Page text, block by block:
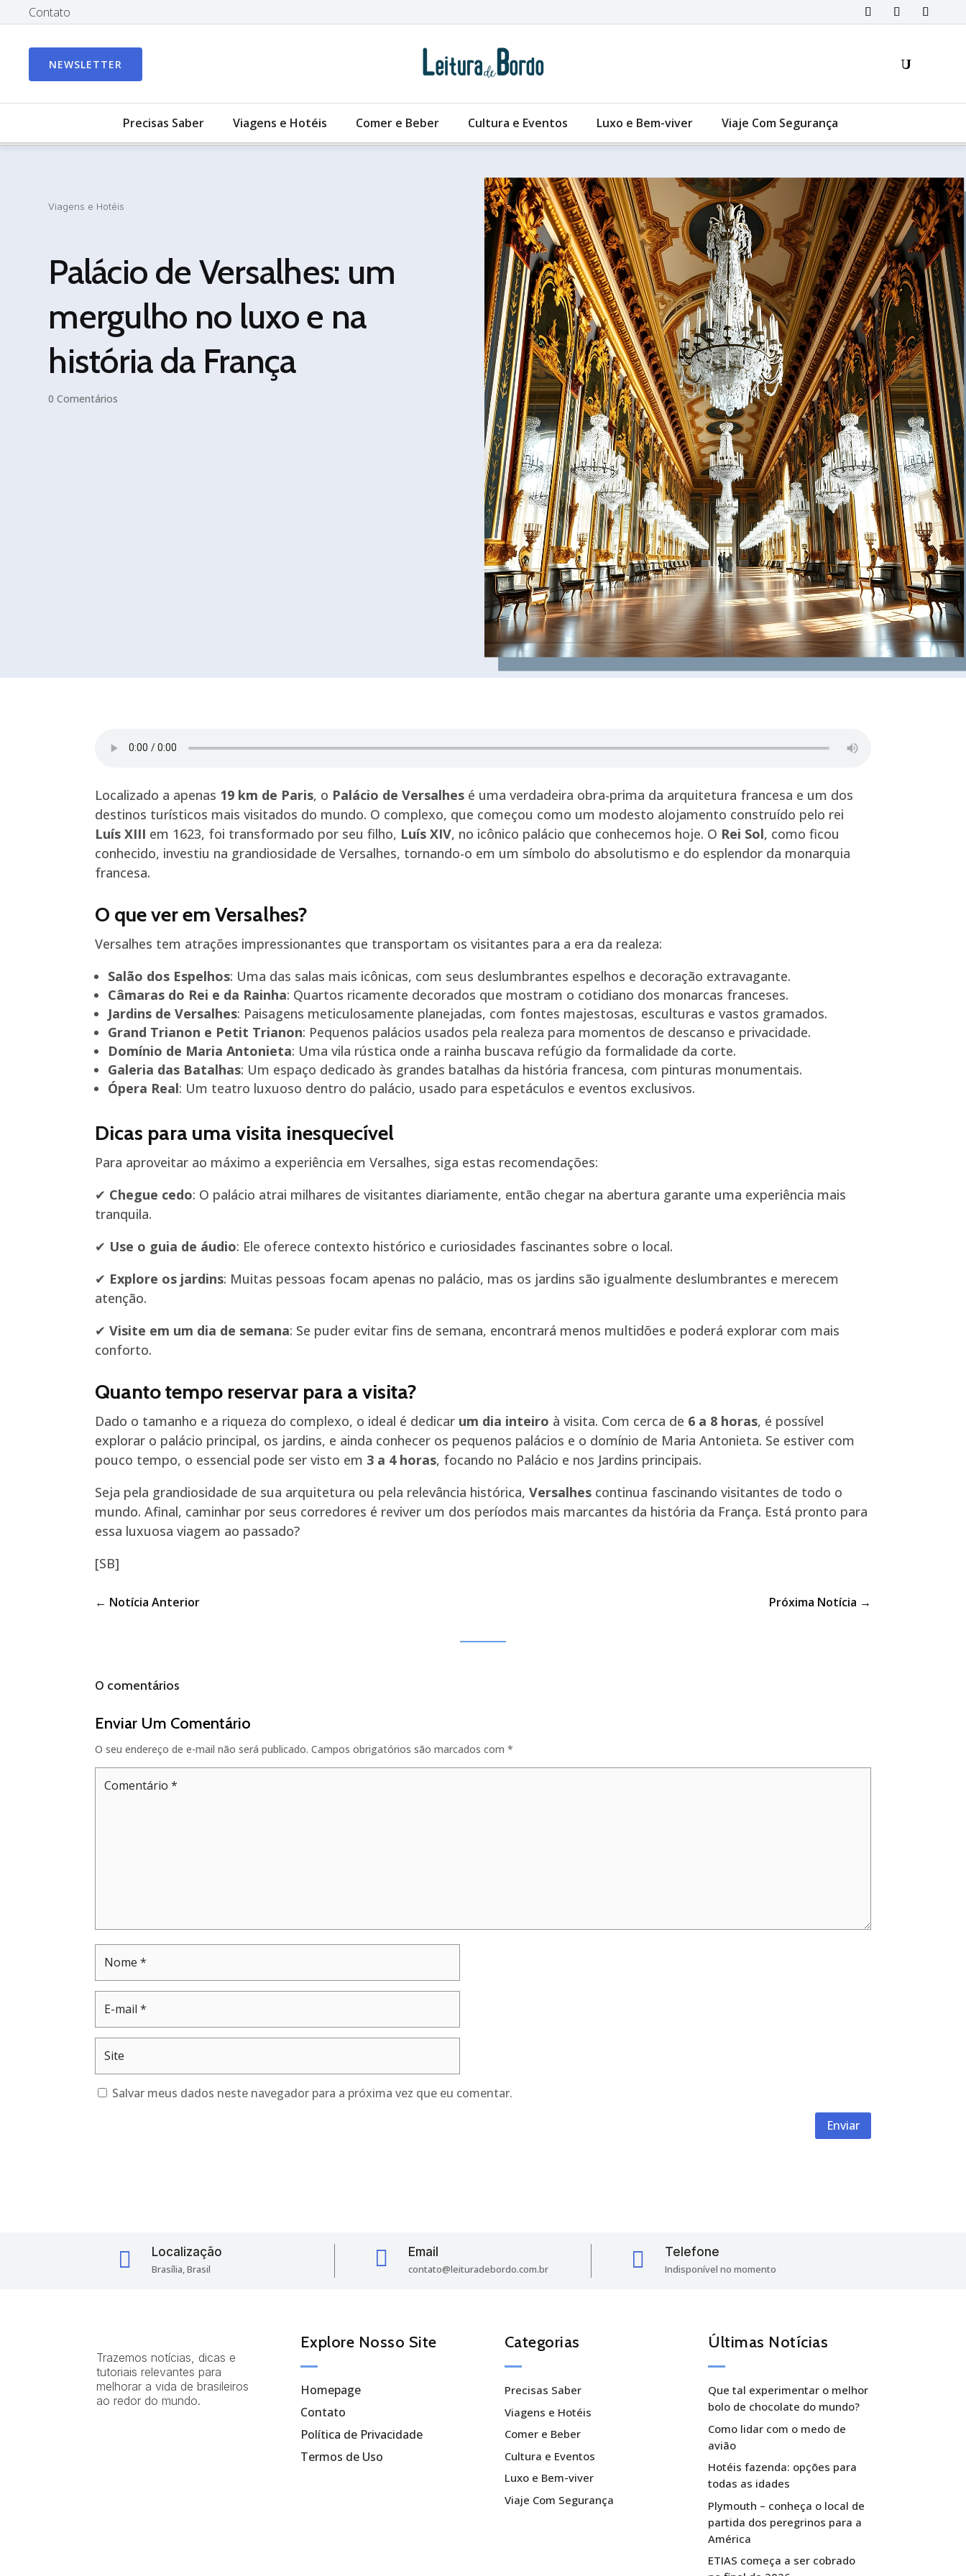
Contato
NEWSLETTER
Precisas Saber Viagens e Hotéis Comer e Beber Cultura e Eventos Luxo e Bem-viver Viaje Com Segurança
Viagens e Hotéis
Palácio de Versalhes: um
mergulho no luxo e na
história da França
0 Comentários
Localizado a apenas 19 km de Paris, o Palácio de Versalhes é uma verdadeira obra-prima da arquitetura francesa e um dos
destinos turísticos mais visitados do mundo. O complexo, que começou como um modesto alojamento construído pelo rei
Luís XIII em 1623, foi transformado por seu filho, Luís XIV, no icônico palácio que conhecemos hoje. O Rei Sol, como ficou
conhecido, investiu na grandiosidade de Versalhes, tornando-o em um símbolo do absolutismo e do esplendor da monarquia
francesa.
O que ver em Versalhes?
Versalhes tem atrações impressionantes que transportam os visitantes para a era da realeza:
Salão dos Espelhos: Uma das salas mais icônicas, com seus deslumbrantes espelhos e decoração extravagante.
Câmaras do Rei e da Rainha: Quartos ricamente decorados que mostram o cotidiano dos monarcas franceses.
Jardins de Versalhes: Paisagens meticulosamente planejadas, com fontes majestosas, esculturas e vastos gramados.
Grand Trianon e Petit Trianon: Pequenos palácios usados pela realeza para momentos de descanso e privacidade.
Domínio de Maria Antonieta: Uma vila rústica onde a rainha buscava refúgio da formalidade da corte.
Galeria das Batalhas: Um espaço dedicado às grandes batalhas da história francesa, com pinturas monumentais.
Ópera Real: Um teatro luxuoso dentro do palácio, usado para espetáculos e eventos exclusivos.
Dicas para uma visita inesquecível
Para aproveitar ao máximo a experiência em Versalhes, siga estas recomendações:
✔ Chegue cedo: O palácio atrai milhares de visitantes diariamente, então chegar na abertura garante uma experiência mais
tranquila.
✔ Use o guia de áudio: Ele oferece contexto histórico e curiosidades fascinantes sobre o local.
✔ Explore os jardins: Muitas pessoas focam apenas no palácio, mas os jardins são igualmente deslumbrantes e merecem
atenção.
✔ Visite em um dia de semana: Se puder evitar fins de semana, encontrará menos multidões e poderá explorar com mais
conforto.
Quanto tempo reservar para a visita?
Dado o tamanho e a riqueza do complexo, o ideal é dedicar um dia inteiro à visita. Com cerca de 6 a 8 horas, é possível
explorar o palácio principal, os jardins, e ainda conhecer os pequenos palácios e o domínio de Maria Antonieta. Se estiver com
pouco tempo, o essencial pode ser visto em 3 a 4 horas, focando no Palácio e nos Jardins principais.
Seja pela grandiosidade de sua arquitetura ou pela relevância histórica, Versalhes continua fascinando visitantes de todo o
mundo. Afinal, caminhar por seus corredores é reviver um dos períodos mais marcantes da história da França. Está pronto para
essa luxuosa viagem ao passado?
[SB]
← Notícia Anterior Próxima Notícia →
0 comentários
Enviar Um Comentário
O seu endereço de e-mail não será publicado. Campos obrigatórios são marcados com *
Salvar meus dados neste navegador para a próxima vez que eu comentar.
Enviar
 Localização
Brasília, Brasil  Email
contato@leituradebordo.com.br  Telefone
Indisponível no momento
Trazemos notícias, dicas e
tutoriais relevantes para
melhorar a vida de brasileiros
ao redor do mundo.
Explore Nosso Site
Homepage
Contato
Política de Privacidade
Termos de Uso
Categorias
Precisas Saber
Viagens e Hotéis
Comer e Beber
Cultura e Eventos
Luxo e Bem-viver
Viaje Com Segurança
Últimas Notícias
Que tal experimentar o melhor
bolo de chocolate do mundo?
Como lidar com o medo de
avião
Hotéis fazenda: opções para
todas as idades
Plymouth – conheça o local de
partida dos peregrinos para a
América
ETIAS começa a ser cobrado